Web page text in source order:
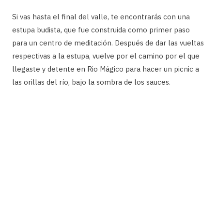
Si vas hasta el final del valle, te encontrarás con una
estupa budista, que fue construida como primer paso
para un centro de meditación. Después de dar las vueltas
respectivas a la estupa, vuelve por el camino por el que
llegaste y detente en Rio Mágico para hacer un picnic a
las orillas del río, bajo la sombra de los sauces.